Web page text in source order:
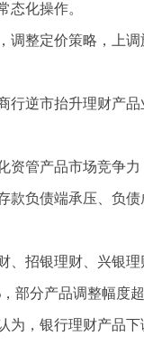
态化操作。
调整定价策略，上
行逆市抬升理财产
管产品市场竞争
负债端承压、负债
、招银理财、兴银
部分产品调整幅度超
为，银行理财产品